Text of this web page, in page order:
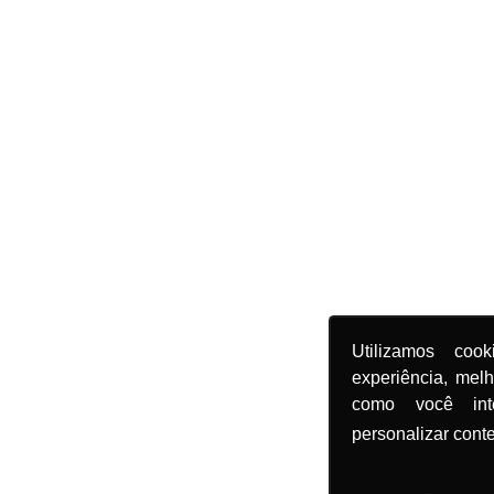
Utilizamos
experiência,
como você
personalizar